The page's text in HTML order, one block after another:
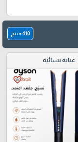
410 منتج
عناية نسائية
favorite_border